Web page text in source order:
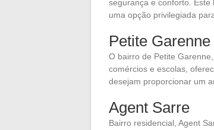
segurança e conforto.
uma opção privilegiada
Petite Garenne
O bairro de Petite
comércios e escolas,
desejam proporcionar um
Agent Sarre
Bairro residencial, Agent